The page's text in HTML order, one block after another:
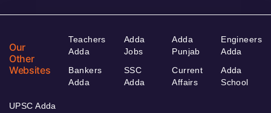
Our
Other
Websites
Teachers
Adda
Bankers
Adda
Adda
Jobs
SSC
Adda
Adda
Punjab
Current
Affairs
Engineers
Adda
Adda
School
UPSC Adda